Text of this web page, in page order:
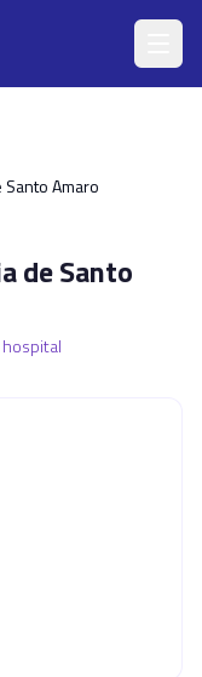
Amaro
de Santo